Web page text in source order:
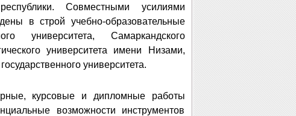
Совместными усилиями
в строй учебно-образовательные
университета, Самаркандского
университета имени Низами,
университета.
курсовые и дипломные работы
возможности инструментов